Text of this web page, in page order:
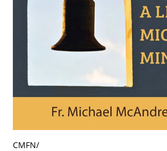
CMFN/